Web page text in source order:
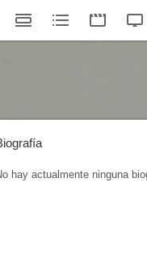
hay actualmente ninguna